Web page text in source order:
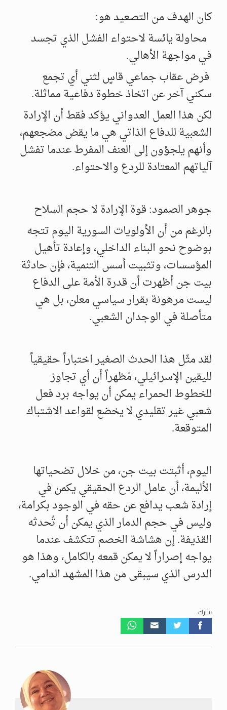
كان الهدف من التصعيد هو:
محاولة يائسة لاحتواء الفشل الذي تجسد
في مواجهة الأهالي.
فرض عقاب جماعي قاسٍ لثني أي تجمع
سكني آخر عن اتخاذ خطوة دفاعية مماثلة.
لكن هذا العمل العدواني يؤكد فقط أن الإرادة
الشعبية للدفاع الذاتي هي ما يقض مضجعهم،
وأنهم يلجؤون إلى العنف المفرط عندما تفشل
آلياتهم المعتادة للردع والاحتواء.
جوهر الصمود: قوة الإرادة لا حجم السلاح
بالرغم من أن الأولويات السورية اليوم تتجه
بوضوح نحو البناء الداخلي، وإعادة تأهيل
المؤسسات، وتثبيت أسس التنمية، فإن حادثة
بيت جن أظهرت أن قدرة الأمة على الدفاع
ليست مرهونة بقرار سياسي معلن، بل هي
متأصلة في الوجدان الشعبي.
لقد مثّل هذا الحدث الصغير اختباراً حقيقياً
لليقين الإسرائيلي، مُظهراً أن أي تجاوز
للخطوط الحمراء يمكن أن يواجه برد فعل
شعبي غير تقليدي لا يخضع لقواعد الاشتباك
المتوقعة.
اليوم، أثبتت بيت جن، من خلال تضحياتها
الأليمة، أن عامل الردع الحقيقي يكمن في
إرادة شعب يدافع عن حقه في الوجود بكرامة،
وليس في حجم الدمار الذي يمكن أن تُحدثه
القذيفة. إن هشاشة الخصم تتكشف عندما
يواجه إصراراً لا يمكن قمعه بالكامل، وهذا هو
الدرس الذي سيبقى من هذا المشهد الدامي.
شارك: